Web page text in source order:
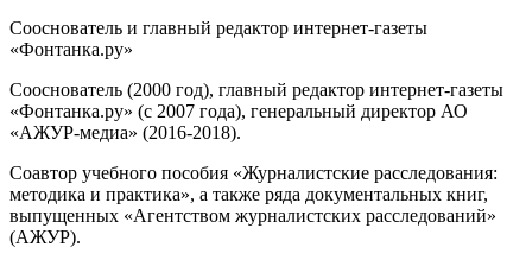
Сооснователь и главный редактор интернет-газеты
«Фонтанка.ру»
Сооснователь (2000 год), главный редактор интернет-газеты
«Фонтанка.ру» (с 2007 года), генеральный директор АО
«АЖУР-медиа» (2016-2018).
Соавтор учебного пособия «Журналистские расследования:
методика и практика», а также ряда документальных книг,
выпущенных «Агентством журналистских расследований»
(АЖУР).